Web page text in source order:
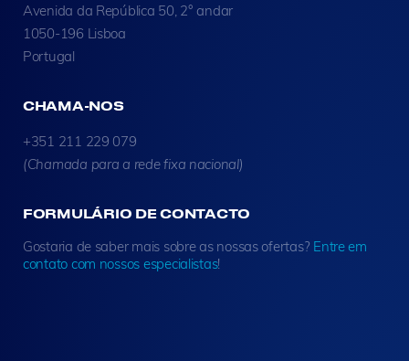
Avenida da República 50, 2° andar
1050-196 Lisboa
Portugal
CHAMA-NOS
+351 211 229 079
(Chamada para a rede fixa nacional)
FORMULÁRIO DE CONTACTO
Gostaria de saber mais sobre as nossas ofertas? Entre em
contato com nossos especialistas!